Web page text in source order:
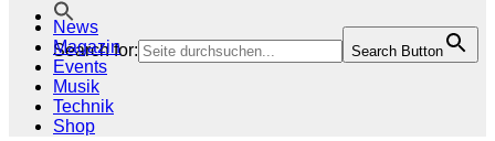
Search for: Search Button
News
Magazin
Events
Musik
Technik
Shop